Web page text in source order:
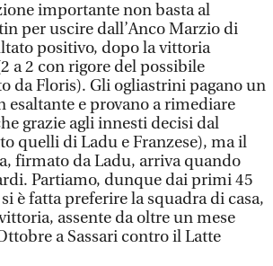
importante non basta al
per uscire dall’Anco Marzio di
positivo, dopo la vittoria
a 2 con rigore del possibile
da Floris). Gli ogliastrini pagano un
e provano a rimediare
grazie agli innesti decisi dal
quelli di Ladu e Franzese), ma il
firmato da Ladu, arriva quando
Partiamo, dunque dai primi 45
è fatta preferire la squadra di casa,
assente da oltre un mese
a Sassari contro il Latte